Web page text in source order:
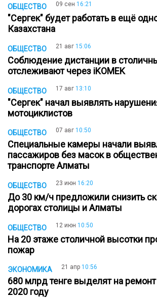
ОБЩЕСТВО 09 сен 16:21
"Сергек" будет работать в ещё
Казахстана
ОБЩЕСТВО 21 авг 15:06
Соблюдение дистанции в
отслеживают через iKOMEK
ОБЩЕСТВО 17 авг 13:10
"Сергек" начал выявлять
мотоциклистов
ОБЩЕСТВО 07 авг 10:50
Специальные камеры начали
пассажиров без масок в
транспорте Алматы
ОБЩЕСТВО 23 июн 16:20
До 30 км/ч предложили снизить
дорогах столицы и Алматы
ОБЩЕСТВО 12 июн 10:50
На 20 этаже столичной высотки
пожар
ЭКОНОМИКА 21 апр 10:56
680 млрд тенге выделят на ремонт
2020 году